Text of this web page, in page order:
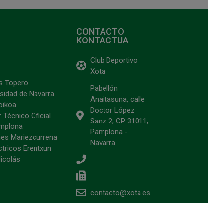
Topero
de Navarra
Técnico Oficial
Mariezcurrena
Erentxun
CONTACTO
KONTACTUA
Club Deportivo
Xota
Pabellón
Anaitasuna, calle
Doctor López
Sanz 2, CP 31011,
Pamplona -
Navarra
contacto@xota.es